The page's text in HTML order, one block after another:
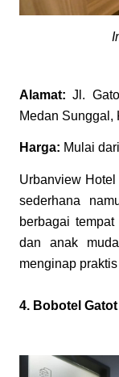
Alamat: Jl.
Medan Sunggal,
Harga: Mulai
Urbanview
sederhana
berbagai
dan anak
menginap
4. Bobotel